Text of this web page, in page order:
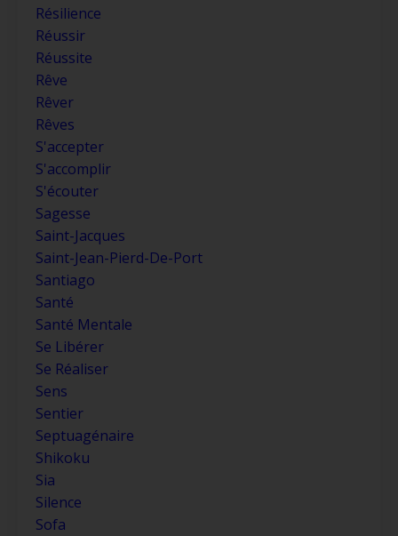
Résilience
Réussir
Réussite
Rêve
Rêver
Rêves
S'accepter
S'accomplir
S'écouter
Sagesse
Saint-Jacques
Saint-Jean-Pierd-De-Port
Santiago
Santé
Santé Mentale
Se Libérer
Se Réaliser
Sens
Sentier
Septuagénaire
Shikoku
Sia
Silence
Sofa